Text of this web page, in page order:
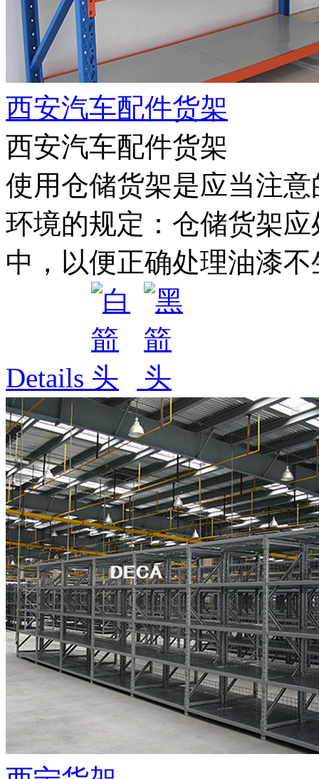
西安汽车配件货架
西安汽车配件货架
使用仓储货架是应当注
环境的规定：仓储货架
中，以便正确处理油漆
Details